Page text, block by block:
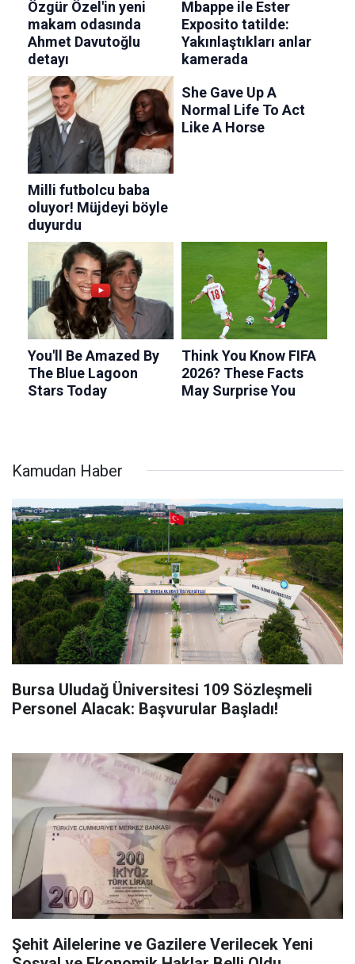
Kamudan Haber
Bursa Uludağ Üniversitesi 109 Sözleşmeli
Personel Alacak: Başvurular Başladı!
Şehit Ailelerine ve Gazilere Verilecek Yeni